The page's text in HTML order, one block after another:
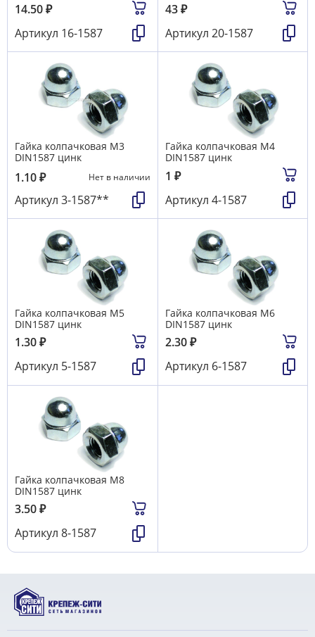
14.50₽
Артикул 16-1587
43₽
Артикул 20-1587
Гайка колпачковая М3
DIN1587 цинк
1.10₽ Нет в наличии
Артикул 3-1587**
Гайка колпачковая М4
DIN1587 цинк
1 ₽
Артикул 4-1587
Гайка колпачковая М5
DIN1587 цинк
1.30₽
Артикул 5-1587
Гайка колпачковая М6
DIN1587 цинк
2.30₽
Артикул 6-1587
Гайка колпачковая М8
DIN1587 цинк
3.50₽
Артикул 8-1587